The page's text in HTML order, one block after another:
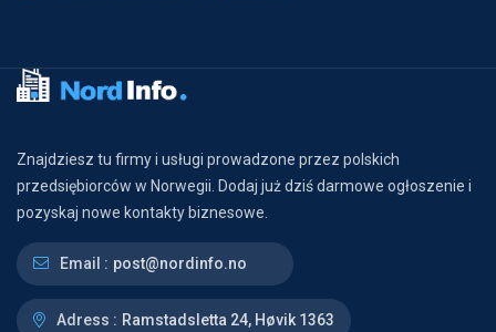
Znajdziesz tu firmy i usługi prowadzone przez polskich
przedsiębiorców w Norwegii. Dodaj już dziś darmowe ogłoszenie i
pozyskaj nowe kontakty biznesowe.
Email : post@nordinfo.no
Adress : Ramstadsletta 24, Høvik 1363